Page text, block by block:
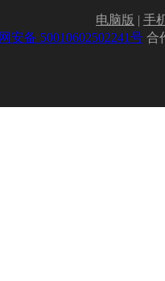
电脑版 | 手
安备 50010602502241号合